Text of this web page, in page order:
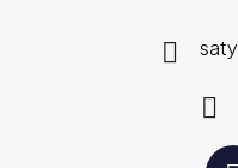
saty